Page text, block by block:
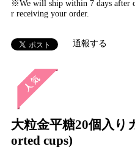
大粒金平糖20個入り
orted cups)
※We will ship within 7 days after
r receiving your order.
通報する